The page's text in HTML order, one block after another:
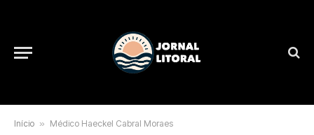
Início » Médico Haeckel Cabral Moraes